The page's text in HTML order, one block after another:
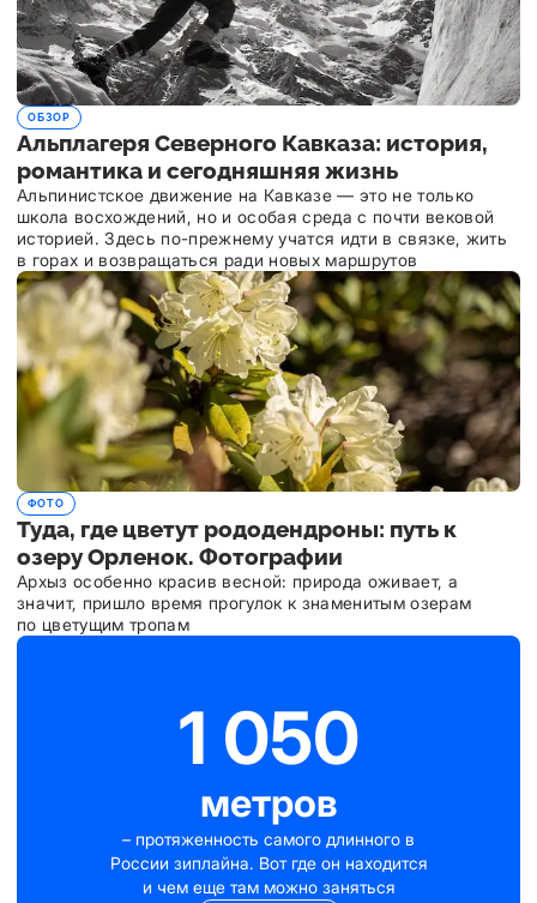
ОБЗОР
Альплагеря Северного Кавказа: история,
романтика и сегодняшняя жизнь
Альпинистское движение на Кавказе — это не только
школа восхождений, но и особая среда с почти вековой
историей. Здесь по-прежнему учатся идти в связке, жить
в горах и возвращаться ради новых маршрутов
ФОТО
Туда, где цветут рододендроны: путь к
озеру Орленок. Фотографии
Архыз особенно красив весной: природа оживает, а
значит, пришло время прогулок к знаменитым озерам
по цветущим тропам
1 050
метров
– протяженность самого длинного в
России зиплайна. Вот где он находится
и чем еще там можно заняться